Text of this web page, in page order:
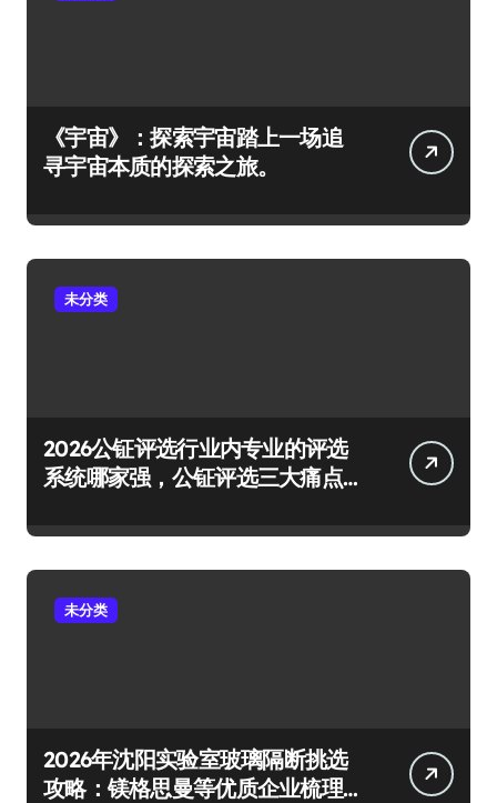
《宇宙》：探索宇宙踏上一场追
寻宇宙本质的探索之旅。
未分类
2026公钲评选行业内专业的评选
系统哪家强，公钲评选三大痛点
未分类
2026年沈阳实验室玻璃隔断挑选
攻略：镁格思曼等优质企业梳理